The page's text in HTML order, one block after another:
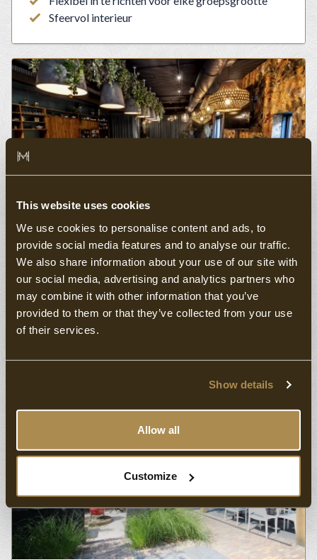
This website uses cookies
We use cookies to personalise content and ads, to
provide social media features and to analyse our traffic.
We also share information about your use of our site with
our social media, advertising and analytics partners who
may combine it with other information that you’ve
provided to them or that they’ve collected from your use
of their services.
Show details
Allow all
Customize
Sfeervol interieur
De Serre
Geschikt voor kleine en grote groepen
Sfeervolle aankleding en uitkijk op de prachtige
stadstuin met de oudste boom van Schagen
Aansluitend met de binnentuin en feestzaal, dus
ideaal om te combineren